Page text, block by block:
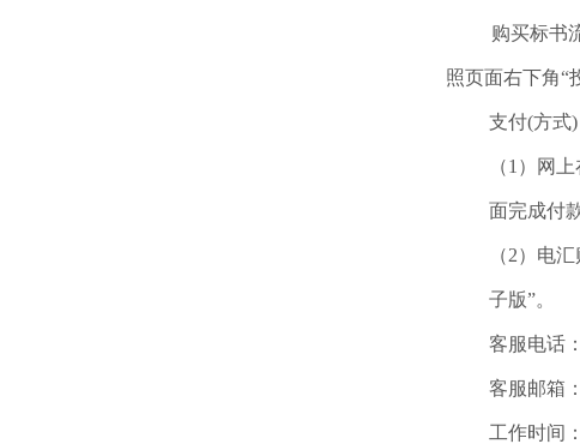
购买标书
照页面右下角“
支付(方式)
（1）网
面完成付
（2）电
子版”。
客服电话
客服邮箱：
工作时间